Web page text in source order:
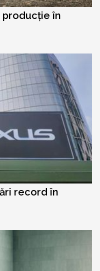
producție în
record în